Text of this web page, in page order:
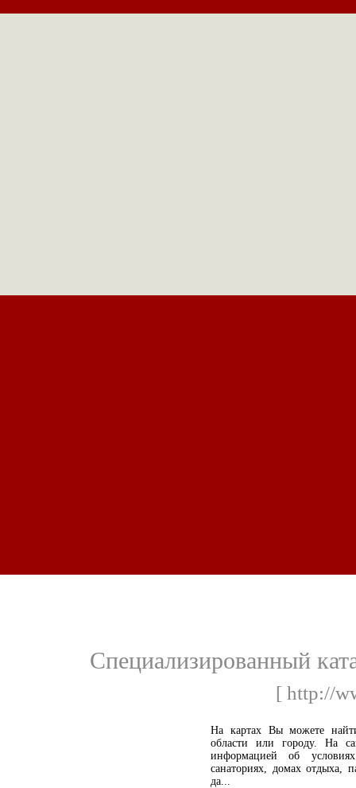
Специализированный
[ http://
На картах Вы можете
области или городу. На
информацией об
санаториях, домах отдыха,
да...